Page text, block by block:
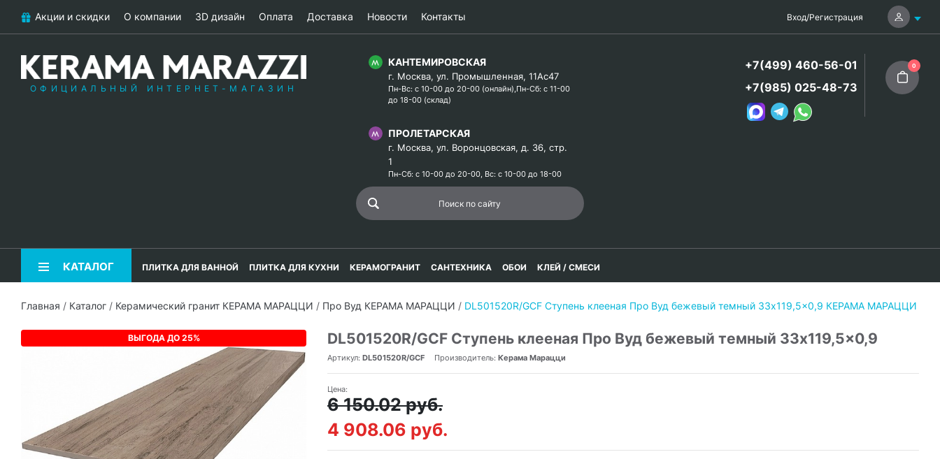
Акции и скидки О компании 3D дизайн Оплата Доставка Новости Контакты Вход/Регистрация
ОФИЦИАЛЬНЫЙ ИНТЕРНЕТ-МАГАЗИН
КАНТЕМИРОВСКАЯ
г. Москва, ул. Промышленная, 11Ас47
Пн-Вс: с 10-00 до 20-00 (онлайн),Пн-Сб: с 11-00
до 18-00 (склад)
ПРОЛЕТАРСКАЯ
г. Москва, ул. Воронцовская, д. 36, стр.
1
Пн-Сб: с 10-00 до 20-00, Вс: с 10-00 до 18-00
+7(499) 460-56-01
+7(985) 025-48-73
0
КАТАЛОГ ПЛИТКА ДЛЯ ВАННОЙ ПЛИТКА ДЛЯ КУХНИ КЕРАМОГРАНИТ САНТЕХНИКА ОБОИ КЛЕЙ / СМЕСИ
Главная / Каталог / Керамический гранит КЕРАМА МАРАЦЦИ / Про Вуд КЕРАМА МАРАЦЦИ / DL501520R/GCF Ступень клееная Про Вуд бежевый темный 33x119,5x0,9 КЕРАМА МАРАЦЦИ
ВЫГОДА ДО 25% DL501520R/GCF Ступень клееная Про Вуд бежевый темный 33x119,5x0,9
Артикул: DL501520R/GCF Производитель: Керама Марацци
Цена:
6 150.02 руб.
4 908.06 руб.